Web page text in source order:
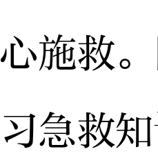
施救
急救